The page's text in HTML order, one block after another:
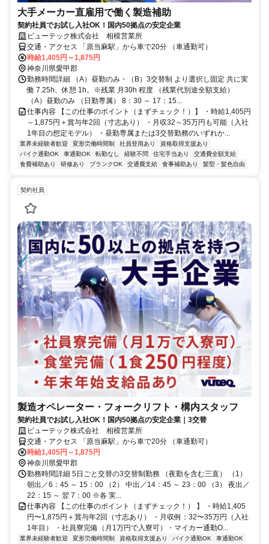
大手メーカー直雇用で働く製造補助
契約社員でお試し入社OK！国内50拠点の安定企業
ビューテック株式会社 相模営業所
交通・アクセス 「原当麻駅」から車で20分 （車通勤可）
時給1,405円～1,875円
神奈川県愛甲郡
勤務時間詳細 （A）昼勤のみ・（B）3交替制 より選択し固定 共に実
働 7.25h、休憩 1h。※残業 月30h 程度 （残業代別途全額支給）
（A）昼勤のみ （日勤専属） 8：30 ～ 17：15...
仕事内容 【この仕事のポイント（まずチェック！）】 ・時給1,405円
～1,875円＋賞与年2回（寸志あり） ・月収32～35万円も可能（入社
1年目の想定モデル） ・昼勤専属または3交替勤務のいずれか...
業界未経験者歓迎 変形労働時間制 社員登用あり
資格取得支援あり
バイク通勤OK
車通勤OK 転勤なし 経験不問 住宅手当あり
交通費全額支給
食費補助あり
研修あり ブランクOK 交通費支給 食事補助あり 髪型・髪色自由
契約社員
製造オペレーター・フォークリフト・構内スタッフ
契約社員でお試し入社OK！国内50拠点の安定企業｜3交替
ビューテック株式会社 相模営業所
交通・アクセス 「原当麻駅」から車で20分 （車通勤可）
時給1,405円～1,875円
神奈川県愛甲郡
勤務時間詳細 5日ごと交替の3交替制勤務 （夜勤を含む三直） （1）
朝出／6：45 ～ 15：00 （2） 中出／14：45 ～ 23：00 （3） 夜出／
22：15 ～ 翌 7：00 ※各 実...
仕事内容 【この仕事のポイント（まずチェック！） 】 ・時給1,405
円〜1,875円＋賞与年2回（寸志あり） ・月収例：32〜35万円（入社
1年目） ・社員寮完備（月1万円で入寮可）・マイカー通勤O...
業界未経験者歓迎 変形労働時間制 資格取得支援あり バイク通勤OK
車通勤OK